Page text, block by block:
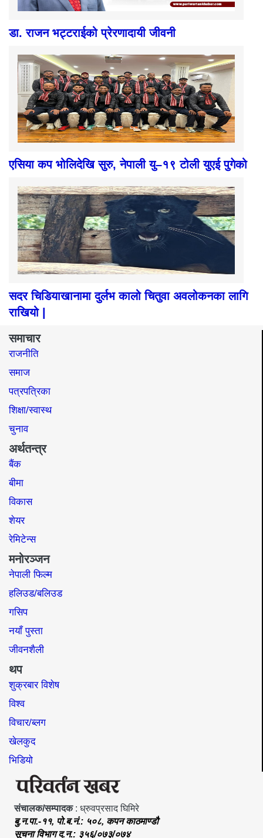
डा. राजन भट्टराईको प्रेरणादायी जीवनी
एसिया कप भोलिदेखि सुरु, नेपाली यु–१९ टोली युएई पुगेको
सदर चिडियाखानामा दुर्लभ कालो चितुवा अवलोकनका लागि
राखियो |
समाचार
राजनीति
समाज​
पत्रपत्रिका
शिक्षा/स्वास्थ
चुनाव
अर्थतन्त्र
बैंक
बीमा
विकास
शेयर
रेमिटेन्स
मनोरञ्जन
नेपाली फिल्म
हलिउड/बलिउड
गसिप
नयाँ पुस्ता
जीवनशैली
थप
शुक्रबार विशेष
विश्व
विचार/ब्लग
खेलकुद
भिडियो
संचालक/सम्पादक: ध्रुवप्रसाद घिमिरे
बु.न.पा.-११, पो.ब.नं.: ५०८, कपन काठमाण्डौ
सूचना विभाग द.न.: ३५६/०७३/०७४